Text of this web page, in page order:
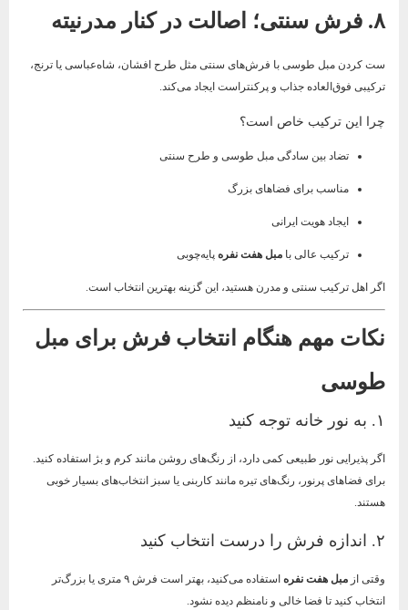
۸. فرش سنتی؛ اصالت در کنار مدرنیته
ست کردن مبل طوسی با فرش‌های سنتی مثل طرح افشان، شاه‌عباسی یا ترنج،
ترکیبی فوق‌العاده جذاب و پرکنتراست ایجاد می‌کند.
چرا این ترکیب خاص است؟
تضاد بین سادگی مبل طوسی و طرح سنتی
مناسب برای فضاهای بزرگ
ایجاد هویت ایرانی
ترکیب عالی بامبل هفت نفره پایه‌چوبی
اگر اهل ترکیب سنتی و مدرن هستید، این گزینه بهترین انتخاب است.
نکات مهم هنگام انتخاب فرش برای مبل
طوسی
اگر پذیرایی نور طبیعی کمی دارد، از رنگ‌های روشن مانند کرم و بژ استفاده کنید.
برای فضاهای پرنور، رنگ‌های تیره مانند کاربنی یا سبز انتخاب‌های بسیار خوبی
هستند.
۲. اندازه فرش را درست انتخاب کنید
وقتی ازمبل هفت نفره
استفاده می‌کنید، بهتر است فرش ۹ متری یا بزرگ‌تر
انتخاب کنید تا فضا خالی و نامنظم دیده نشود.